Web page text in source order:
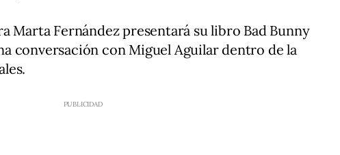
Marta Fernández presentará su libro Bad Bunny
conversación con Miguel Aguilar dentro de la